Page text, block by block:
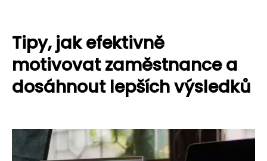
Tipy, jak efektivně
motivovat zaměstnance a
dosáhnout lepších výsledků